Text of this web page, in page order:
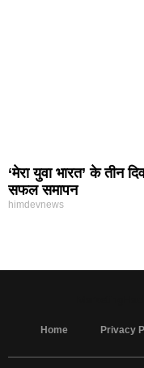
‘मेरा युवा भारत’ के तीन
सफल समापन
himdevnews
Home Privacy